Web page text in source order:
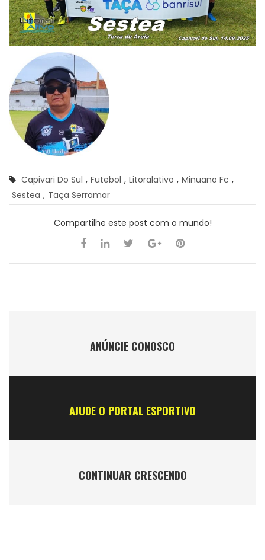
Capivari Do Sul , Futebol , Litoralativo , Minuano Fc ,
Sestea , Taça Serramar
Compartilhe este post com o mundo!
ANÚNCIE CONOSCO
AJUDE O PORTAL ESPORTIVO
CONTINUAR CRESCENDO